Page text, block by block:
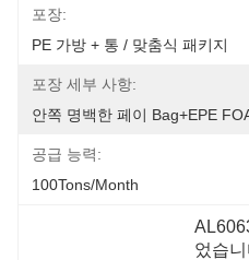
포장:
PE 가방 + 통 / 맞춤식 패키지
포장 세부 사항:
안쪽 명백한 페이 Bag+EPE
공급 능력:
100Tons/Month
었습